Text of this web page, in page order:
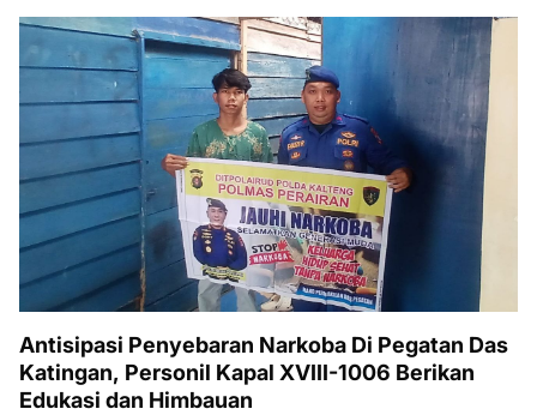
Antisipasi Penyebaran Narkoba Di Pegatan Das
Katingan, Personil Kapal XVIII-1006 Berikan
Edukasi dan Himbauan